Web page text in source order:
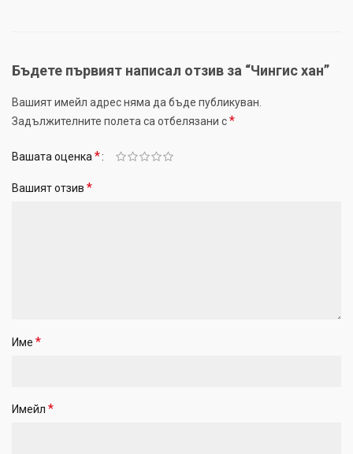
Бъдете първият написал отзив за “Чингис хан”
Вашият имейл адрес няма да бъде публикуван.
Задължителните полета са отбелязани с*
Вашата оценка*
Вашият отзив *
Име *
Имейл *